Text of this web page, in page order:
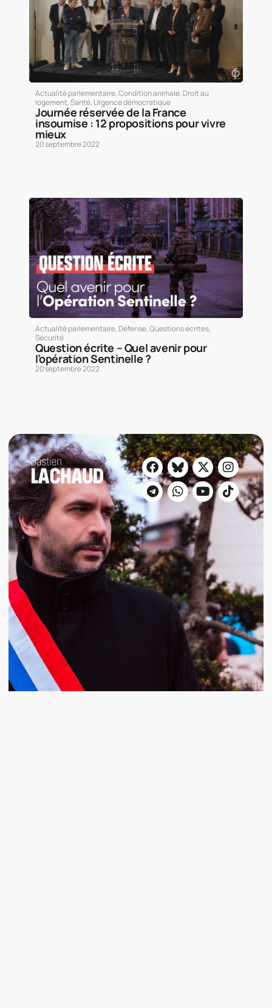
Actualité parlementaire,Condition animale, Droit au
logement,Santé, Urgence démocratique
Journée réservée de la France
insoumise : 12 propositions pour vivre
mieux
20 septembre 2022
Actualité parlementaire, Défense,Questions écrites,
Sécurité
Question écrite – Quel avenir pour
l’opération Sentinelle ?
20 septembre 2022